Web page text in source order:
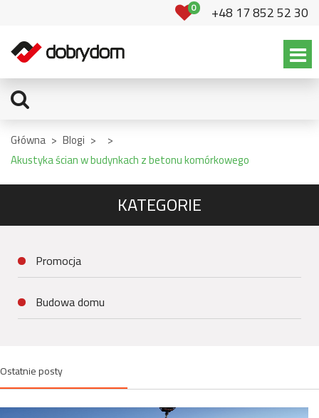
0 +48 17 852 52 30
Główna > Blogi >
>
Akustyka ścian w budynkach z betonu komórkowego
KATEGORIE
Promocja
Budowa domu
Ostatnie posty